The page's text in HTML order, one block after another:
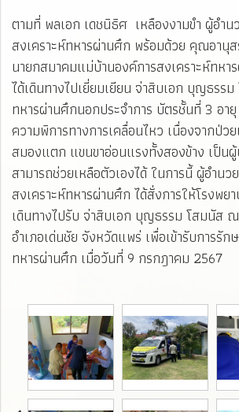
ตามที่ พลเอก เดชนิธิศ เหลืองงามขำ ผู้อำน
สงเคราะห์ทหารผ่านศึก พร้อมด้วย คุณอานุ
นายกสมาคมแม่บ้านองค์การสงเคราะห์ทห
ได้เดินทางไปเยี่ยมเยียน จ่าสิบเอก บุญธรร
ทหารผ่านศึกนอกประจำการ บัตรชั้นที่ 3 อา
ความพิการทางการเคลื่อนไหว เนื่องจากป่ว
สมองแตก แขนขาอ่อนแรงทั้งสองข้าง เป็น
สามารถช่วยเหลือตัวเองได้ ในการนี้ ผู้อำนว
สงเคราะห์ทหารผ่านศึก ได้สั่งการให้โรงพย
เดินทางไปรับ จ่าสิบเอก บุญธรรม โสมนัส
อำเภอเด่นชัย จังหวัดแพร่ เพื่อเข้ารับการรัก
ทหารผ่านศึก เมื่อวันที่ 9 กรกฎาคม 2567